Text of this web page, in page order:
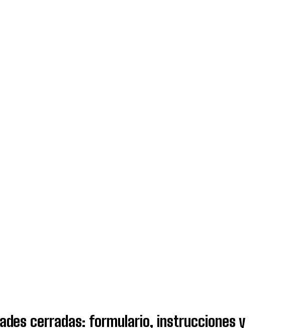
cerradas: formulario, instrucciones y